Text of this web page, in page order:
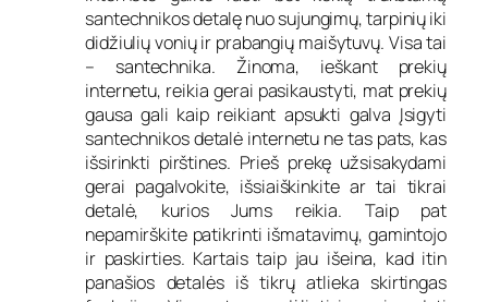
santechnikos detalę nuo sujungimų, tarpinių iki
didžiulių vonių ir prabangių maišytuvų. Visa tai
– santechnika. Žinoma, ieškant prekių
internetu, reikia gerai pasikaustyti, mat prekių
gausa gali kaip reikiant apsukti galva Įsigyti
santechnikos detalė internetu ne tas pats, kas
išsirinkti pirštines. Prieš prekę užsisakydami
gerai pagalvokite, išsiaiškinkite ar tai tikrai
detalė, kurios Jums reikia. Taip pat
nepamirškite patikrinti išmatavimų, gamintojo
ir paskirties. Kartais taip jau išeina, kad itin
panašios detalės iš tikrų atlieka skirtingas